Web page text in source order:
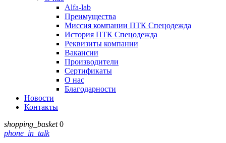
Alfa-lab
Преимущества
Миссия компании ПТК Спецодежда
История ПТК Спецодежда
Реквизиты компании
Вакансии
Производители
Сертификаты
О нас
Благодарности
Новости
Контакты
shopping_basket 0
phone_in_talk